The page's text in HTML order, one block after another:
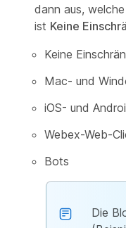
dann aus,
ist Keine
Keine
Mac- und
iOS- und
Webex-Web-
Bots
Die